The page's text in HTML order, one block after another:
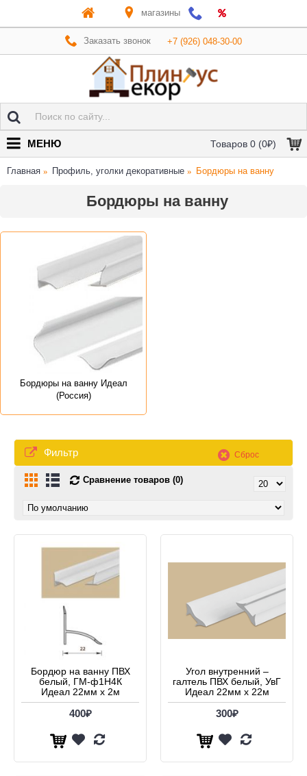
магазины
Заказать звонок +7 (926) 048-30-00
Товаров 0 (0₽)
МЕНЮ
Главная Профиль, уголки декоративные Бордюры на ванну
Бордюры на ванну
Бордюры на ванну Идеал
(Россия)
Фильтр Сброс
Сравнение товаров (0)
Бордюр на ванну ПВХ
белый, ГМ-ф1Н4К
Идеал 22мм х 2м
400₽
Угол внутренний –
галтель ПВХ белый, УвГ
Идеал 22мм х 22м
300₽